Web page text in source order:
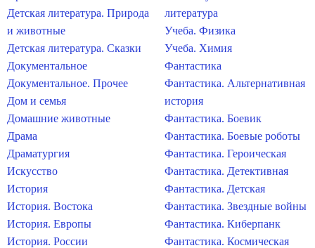
Детская литература. Природа
и животные
Детская литература. Сказки
Документальное
Документальное. Прочее
Дом и семья
Домашние животные
Драма
Драматургия
Искусство
История
История. Востока
История. Европы
История. России
литература
Учеба. Физика
Учеба. Химия
Фантастика
Фантастика. Альтернативная
история
Фантастика. Боевик
Фантастика. Боевые роботы
Фантастика. Героическая
Фантастика. Детективная
Фантастика. Детская
Фантастика. Звездные войны
Фантастика. Киберпанк
Фантастика. Космическая